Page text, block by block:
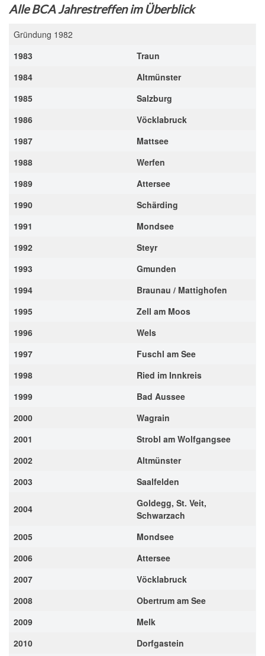
Alle BCA Jahrestreffen im Überblick
Gründung 1982
1983
Traun
1984
Altmünster
1985
Salzburg
1986
Vöcklabruck
1987
Mattsee
1988
Werfen
1989
Attersee
1990
Schärding
1991
Mondsee
1992
Steyr
1993
Gmunden
1994
Braunau / Mattighofen
1995
Zell am Moos
1996
Wels
1997
Fuschl am See
1998
Ried im Innkreis
1999
Bad Aussee
2000
Wagrain
2001
Strobl am Wolfgangsee
2002
Altmünster
2003
Saalfelden
2004
Goldegg, St. Veit,
Schwarzach
2005
Mondsee
2006
Attersee
2007
Vöcklabruck
2008
Obertrum am See
2009
Melk
2010
Dorfgastein